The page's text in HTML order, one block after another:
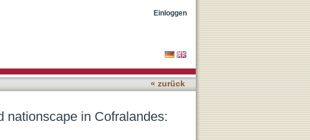
Rapsodia chilena (2004) by
Einloggen
« zurück
nationscape in Cofralandes: